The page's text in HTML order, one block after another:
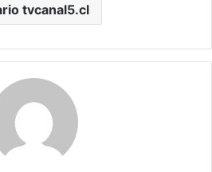
tvcanal5.cl